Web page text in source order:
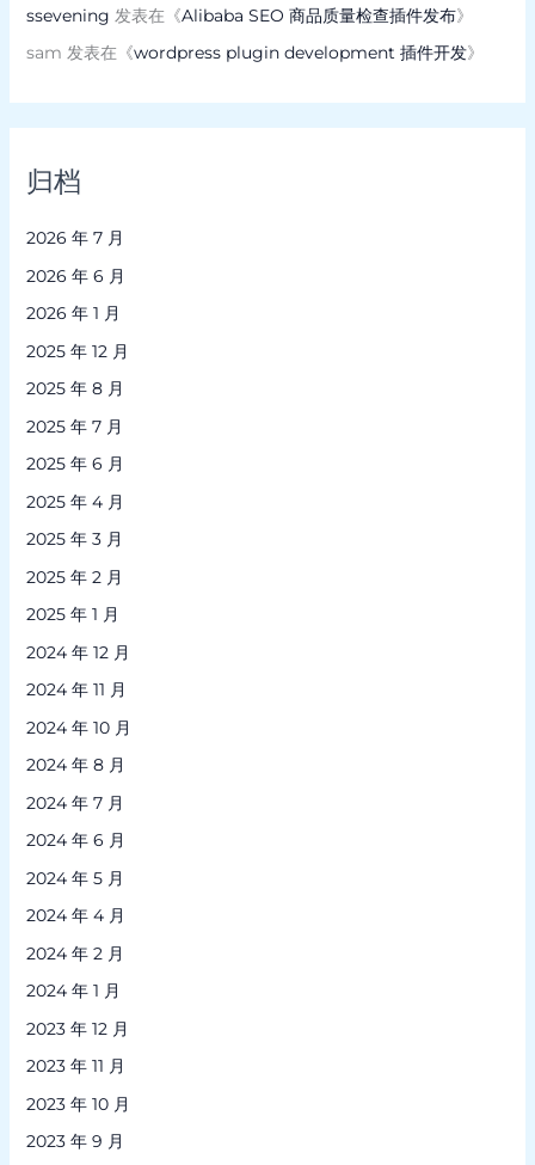
ssevening 发表在《Alibaba SEO 商品质量检查插件发布》
sam 发表在《wordpress plugin development 插件开发》
归档
2026 年 7 月
2026 年 6 月
2026 年 1 月
2025 年 12 月
2025 年 8 月
2025 年 7 月
2025 年 6 月
2025 年 4 月
2025 年 3 月
2025 年 2 月
2025 年 1 月
2024 年 12 月
2024 年 11 月
2024 年 10 月
2024 年 8 月
2024 年 7 月
2024 年 6 月
2024 年 5 月
2024 年 4 月
2024 年 2 月
2024 年 1 月
2023 年 12 月
2023 年 11 月
2023 年 10 月
2023 年 9 月